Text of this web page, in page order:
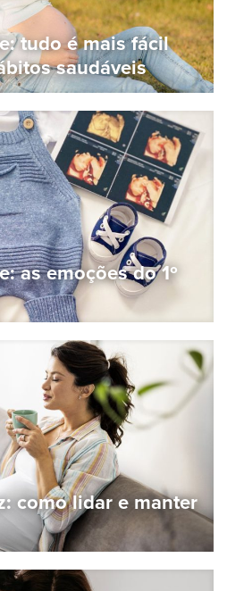
tudo é mais fácil
saudáveis
as emoções do 1º
como lidar e manter